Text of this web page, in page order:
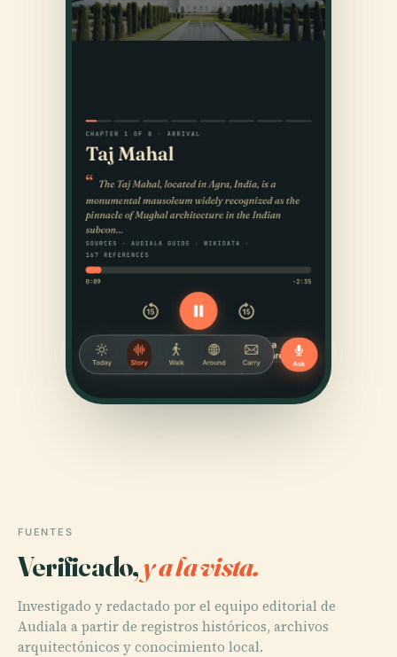
FUENTES
Verificado,y a la vista.
Investigado y redactado por el equipo editorial de
Audiala a partir de registros históricos, archivos
arquitectónicos y conocimiento local.